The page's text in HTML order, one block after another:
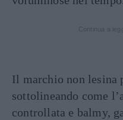
Il marchio non lesina
sottolineando come
controllata e balmy,